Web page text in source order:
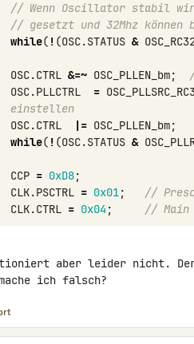
// Wenn Oscillator stabil wird
// gesetzt und 32Mhz können
while( ! (OSC.STATUS &
OSC.CTRL &=~ OSC_PLLEN_bm;
OSC.PLLCTRL =
einstellen
OSC.CTRL |= OSC_PLLEN_bm;
while( ! (OSC.STATUS &
CCP = 0xD8;
CLK.PSCTRL = 0x01;
//
CLK.CTRL = 0x04 ; // Main
aber leider nicht. Der
ich falsch?